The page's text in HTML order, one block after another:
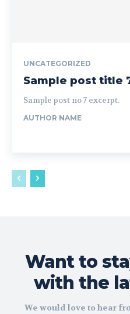
UNCATEGORIZED
Sample post title
Sample post no 7 excerpt.
AUTHOR NAME
Want to
with the
We would love to hear